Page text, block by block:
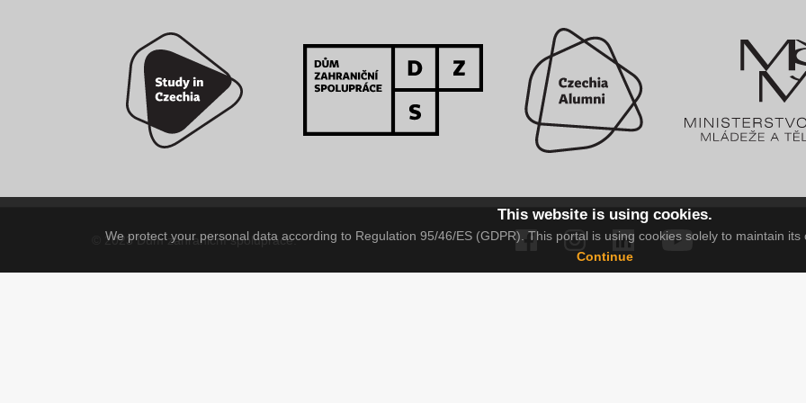
© 2023 Dům zahraniční spolupráce.
This website is using cookies.
We protect your personal data according to Regulation 95/46/ES (GDPR). This portal is using cookies solely to maintain
Continue